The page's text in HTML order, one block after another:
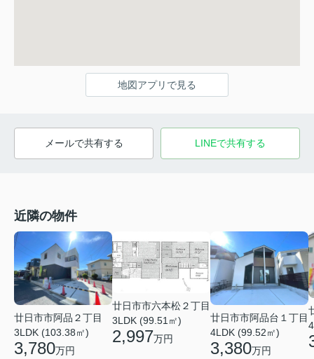
地図アプリで見る
メールで共有する LINEで共有する
近隣の物件
廿日市市阿品２丁目
3LDK (103.38㎡)
3,780万円
廿日市市六本松２丁目
3LDK (99.51㎡)
2,997万円
廿日市市阿品台１丁目
4LDK (99.52㎡)
3,380万円